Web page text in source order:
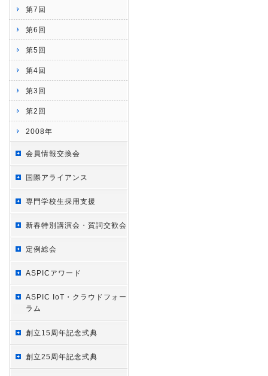
第7回
第6回
第5回
第4回
第3回
第2回
2008年
会員情報交換会
国際アライアンス
専門学校生採用支援
新春特別講演会・賀詞交歓会
定例総会
ASPICアワード
ASPIC IoT・クラウドフォー
ラム
創立15周年記念式典
創立25周年記念式典